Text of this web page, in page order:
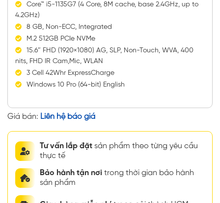
Core™ i5-1135G7 (4 Core, 8M cache, base 2.4GHz, up to
4.2GHz)
8 GB, Non-ECC, Integrated
M.2 512GB PCIe NVMe
15.6″ FHD (1920×1080) AG, SLP, Non-Touch, WVA, 400
nits, FHD IR Cam,Mic, WLAN
3 Cell 42Whr ExpressCharge
Windows 10 Pro (64-bit) English
Giá bán: Liên hệ báo giá
Tư vấn lắp đặt sản phẩm theo từng yêu cầu
thực tế
Bảo hành tận nơi trong thời gian bảo hành
sản phẩm